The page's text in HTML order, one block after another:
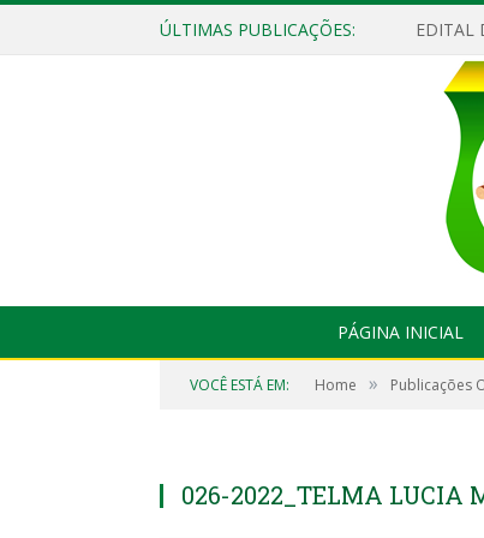
ÚLTIMAS PUBLICAÇÕES: EDITAL
PÁGINA INICIAL
VOCÊ ESTÁ EM: Home » Publicações
026-2022_TELMA LUCIA